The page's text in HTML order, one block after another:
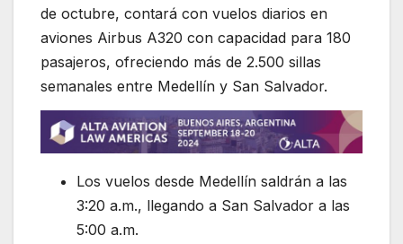
de octubre, contará con vuelos diarios en
aviones Airbus A320 con capacidad para 180
pasajeros, ofreciendo más de 2.500 sillas
semanales entre Medellín y San Salvador.
Los vuelos desde Medellín saldrán a las
3:20 a.m., llegando a San Salvador a las
5:00 a.m.